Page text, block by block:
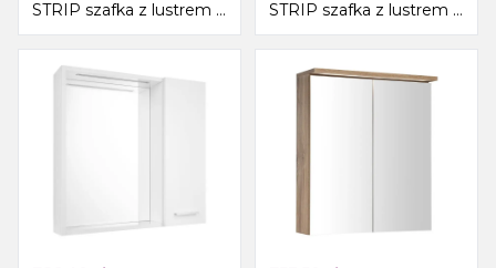
STRIP szafka z lustrem i
oświetleniem LED,
70x60x14cm, biały
STRIP szafka z lustrem i
oświetleniem LED,
60x60x14cm, lewa, biały